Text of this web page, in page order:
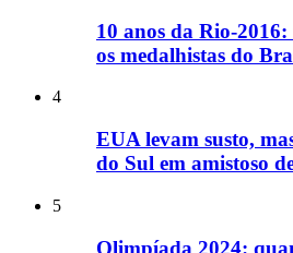
10 anos da Rio-
os medalhistas do
4
EUA levam susto,
do Sul em amistoso
5
Olimpíada 2024: